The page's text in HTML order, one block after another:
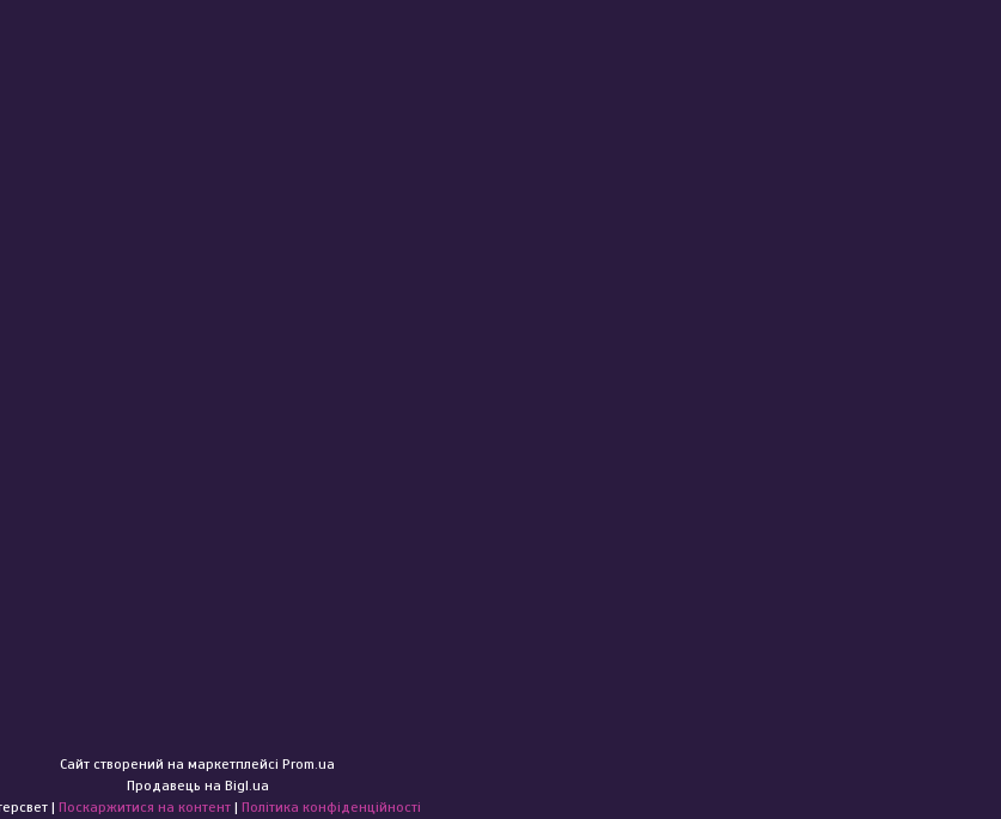
Сайт створений на маркетплейсі Prom.ua
Продавець на Bigl.ua
Альтерсвет | Поскаржитися на контент | Політика конфіденційності